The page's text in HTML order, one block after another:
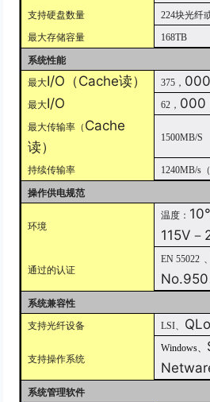
支持硬盘数量 224块光纤
最大存储容量 168TB
系统性能
最大I/O （Cache读） 375，
最大I/O 62， 000
最大传输率（ Cache
读）
1500MB/S
持续传输率 1240MB/s（
操作供电规范
环境
温度： 10
115V －
通过的认证
EN 55022
No.950
系统兼容性
支持光纤设备
LSI、
支持操作系统
Windows、
系统管理软件